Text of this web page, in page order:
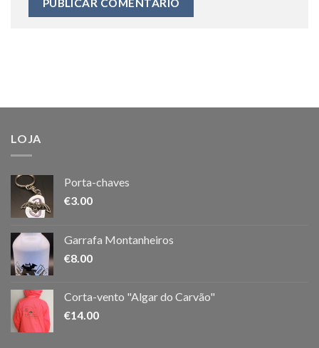
LOJA
Porta-chaves
€3.00
Garrafa Montanheiros
€8.00
Corta-vento "Algar do Carvão"
€14.00